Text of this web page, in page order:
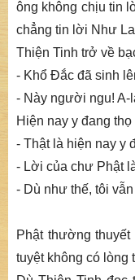
ông không chịu tin
chẳng tin lời Như
Thiện Tinh trở về
- Khổ Đắc đã sinh
- Này người ngu! A-
Hiện nay y đang
- Thật là hiện nay y
- Lời của chư Phật
- Dù như thế, tôi
Phật thường
tuyệt không có lòng